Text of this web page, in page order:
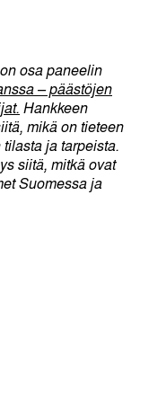
osa paneelin
– päästöjen
Hankkeen
mikä on tieteen
ja tarpeista.
siitä, mitkä ovat
Suomessa ja